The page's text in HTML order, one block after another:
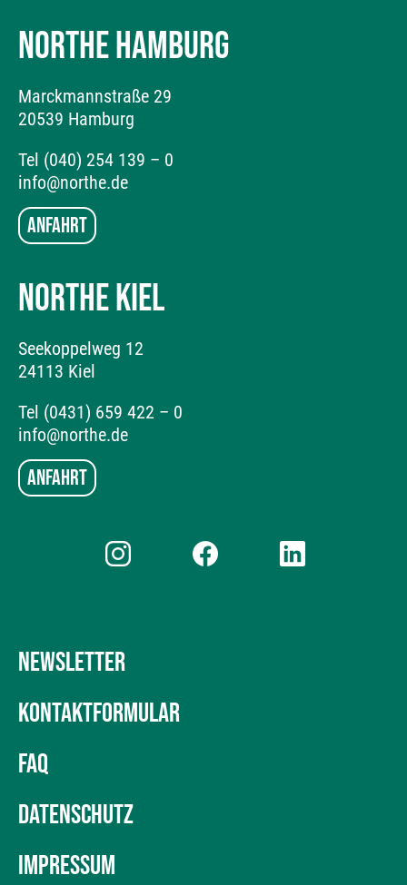
NORTHE HAMBURG
Marckmannstraße 29
20539 Hamburg
Tel (040) 254 139 – 0
info@northe.de
Anfahrt
NORTHE KIEL
Seekoppelweg 12
24113 Kiel
Tel (0431) 659 422 – 0
info@northe.de
Anfahrt
NEWSLETTER
KONTAKTFORMULAR
FAQ
DATENSCHUTZ
IMPRESSUM